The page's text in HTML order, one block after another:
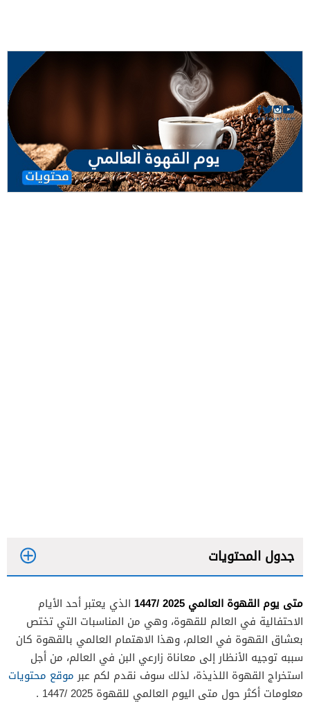
جدول المحتويات
متى يوم القهوة العالمي 2025 /1447
الذي يعتبر أحد الأيام
الاحتفالية في العالم للقهوة، وهي من المناسبات التي تختص
بعشاق القهوة في العالم، وهذا الاهتمام العالمي بالقهوة كان
سببه توجيه الأنظار إلى معاناة زارعي البن في العالم، من أجل
استخراج القهوة اللذيذة، لذلك سوف نقدم لكم عبرموقع محتويات
معلومات أكثر حول متى اليوم العالمي للقهوة 2025 /1447 .